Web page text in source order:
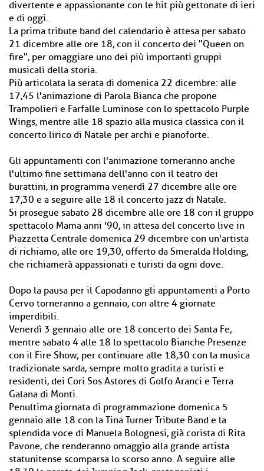
divertente e appassionante con le hit più gettonate di ieri
e di oggi.
La prima tribute band del calendario è attesa per sabato
21 dicembre alle ore 18, con il concerto dei "Queen on
fire", per omaggiare uno dei più importanti gruppi
musicali della storia.
Più articolata la serata di domenica 22 dicembre: alle
17,45 l'animazione di Parola Bianca che propone
Trampolieri e Farfalle Luminose con lo spettacolo Purple
Wings, mentre alle 18 spazio alla musica classica con il
concerto lirico di Natale per archi e pianoforte.
Gli appuntamenti con l'animazione torneranno anche
l'ultimo fine settimana dell'anno con il teatro dei
burattini, in programma venerdì 27 dicembre alle ore
17,30 e a seguire alle 18 il concerto jazz di Natale.
Si prosegue sabato 28 dicembre alle ore 18 con il gruppo
spettacolo Mama anni '90, in attesa del concerto live in
Piazzetta Centrale domenica 29 dicembre con un'artista
di richiamo, alle ore 19,30, offerto da Smeralda Holding,
che richiamerà appassionati e turisti da ogni dove.
Dopo la pausa per il Capodanno gli appuntamenti a Porto
Cervo torneranno a gennaio, con altre 4 giornate
imperdibili.
Venerdì 3 gennaio alle ore 18 concerto dei Santa Fe,
mentre sabato 4 alle 18 lo spettacolo Bianche Presenze
con il Fire Show; per continuare alle 18,30 con la musica
tradizionale sarda, sempre molto gradita a turisti e
residenti, dei Cori Sos Astores di Golfo Aranci e Terra
Galana di Monti.
Penultima giornata di programmazione domenica 5
gennaio alle 18 con la Tina Turner Tribute Band e la
splendida voce di Manuela Bolognesi, già corista di Rita
Pavone, che renderanno omaggio alla grande artista
statunitense scomparsa lo scorso anno. A seguire alle